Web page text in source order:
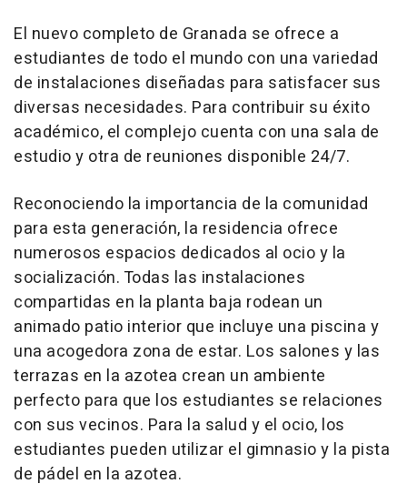
El nuevo completo de Granada se ofrece a
estudiantes de todo el mundo con una variedad
de instalaciones diseñadas para satisfacer sus
diversas necesidades. Para contribuir su éxito
académico, el complejo cuenta con una sala de
estudio y otra de reuniones disponible 24/7.
Reconociendo la importancia de la comunidad
para esta generación, la residencia ofrece
numerosos espacios dedicados al ocio y la
socialización. Todas las instalaciones
compartidas en la planta baja rodean un
animado patio interior que incluye una piscina y
una acogedora zona de estar. Los salones y las
terrazas en la azotea crean un ambiente
perfecto para que los estudiantes se relaciones
con sus vecinos. Para la salud y el ocio, los
estudiantes pueden utilizar el gimnasio y la pista
de pádel en la azotea.